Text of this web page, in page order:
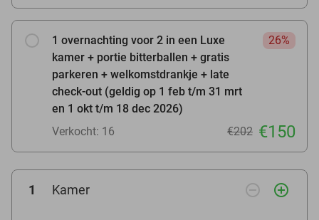
1 overnachting voor 2 in een Luxe
kamer + portie bitterballen + gratis
parkeren + welkomstdrankje + late
check-out (geldig op 1 feb t/m 31 mrt
en 1 okt t/m 18 dec 2026)
26%
Verkocht: 16 €202 €150
1 Kamer remove_circle_outline add_circle_outline